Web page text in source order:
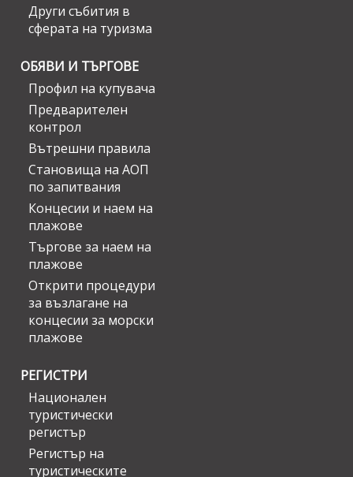
Други събития в
сферата на туризма
ОБЯВИ И ТЪРГОВЕ
Профил на купувача
Предварителен
контрол
Вътрешни правила
Становища на АОП
по запитвания
Концесии и наем на
плажове
Търгове за наем на
плажове
Открити процедури
за възлагане на
концесии за морски
плажове
РЕГИСТРИ
Национален
туристически
регистър
Регистър на
туристическите